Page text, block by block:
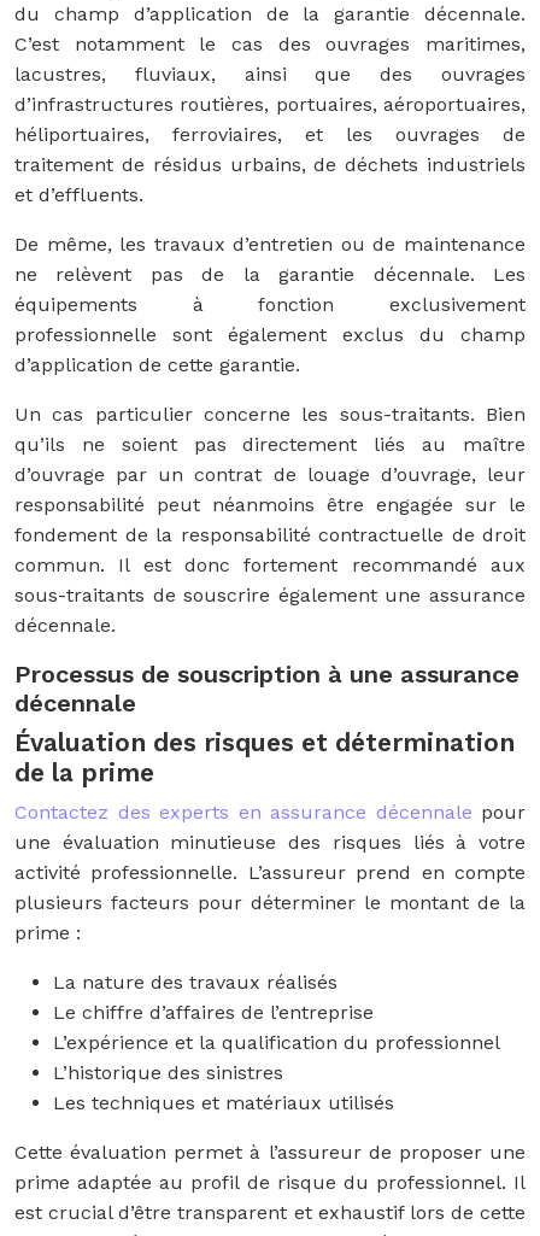
du champ d’application de la garantie décennale.
C’est notamment le cas des ouvrages maritimes,
lacustres, fluviaux, ainsi que des ouvrages
d’infrastructures routières, portuaires, aéroportuaires,
héliportuaires, ferroviaires, et les ouvrages de
traitement de résidus urbains, de déchets industriels
et d’effluents.
De même, les travaux d’entretien ou de maintenance
ne relèvent pas de la garantie décennale. Les
équipements à fonction exclusivement
professionnelle sont également exclus du champ
d’application de cette garantie.
Un cas particulier concerne les sous-traitants. Bien
qu’ils ne soient pas directement liés au maître
d’ouvrage par un contrat de louage d’ouvrage, leur
responsabilité peut néanmoins être engagée sur le
fondement de la responsabilité contractuelle de droit
commun. Il est donc fortement recommandé aux
sous-traitants de souscrire également une assurance
décennale.
Processus de souscription à une assurance
décennale
Évaluation des risques et détermination
de la prime
Contactez des experts en assurance décennale pour
une évaluation minutieuse des risques liés à votre
activité professionnelle. L’assureur prend en compte
plusieurs facteurs pour déterminer le montant de la
prime :
La nature des travaux réalisés
Le chiffre d’affaires de l’entreprise
L’expérience et la qualification du professionnel
L’historique des sinistres
Les techniques et matériaux utilisés
Cette évaluation permet à l’assureur de proposer une
prime adaptée au profil de risque du professionnel. Il
est crucial d’être transparent et exhaustif lors de cette